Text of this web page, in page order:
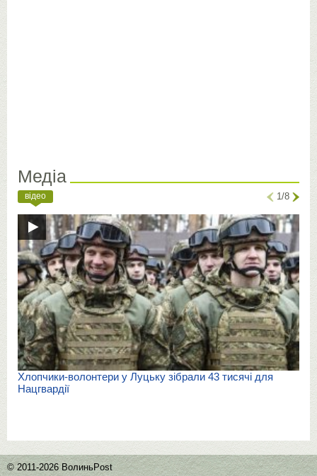
Медіа
відео 1/8
Хлопчики-волонтери у Луцьку зібрали 43 тисячі для
Нацгвардії
© 2011-2026 ВолиньPost